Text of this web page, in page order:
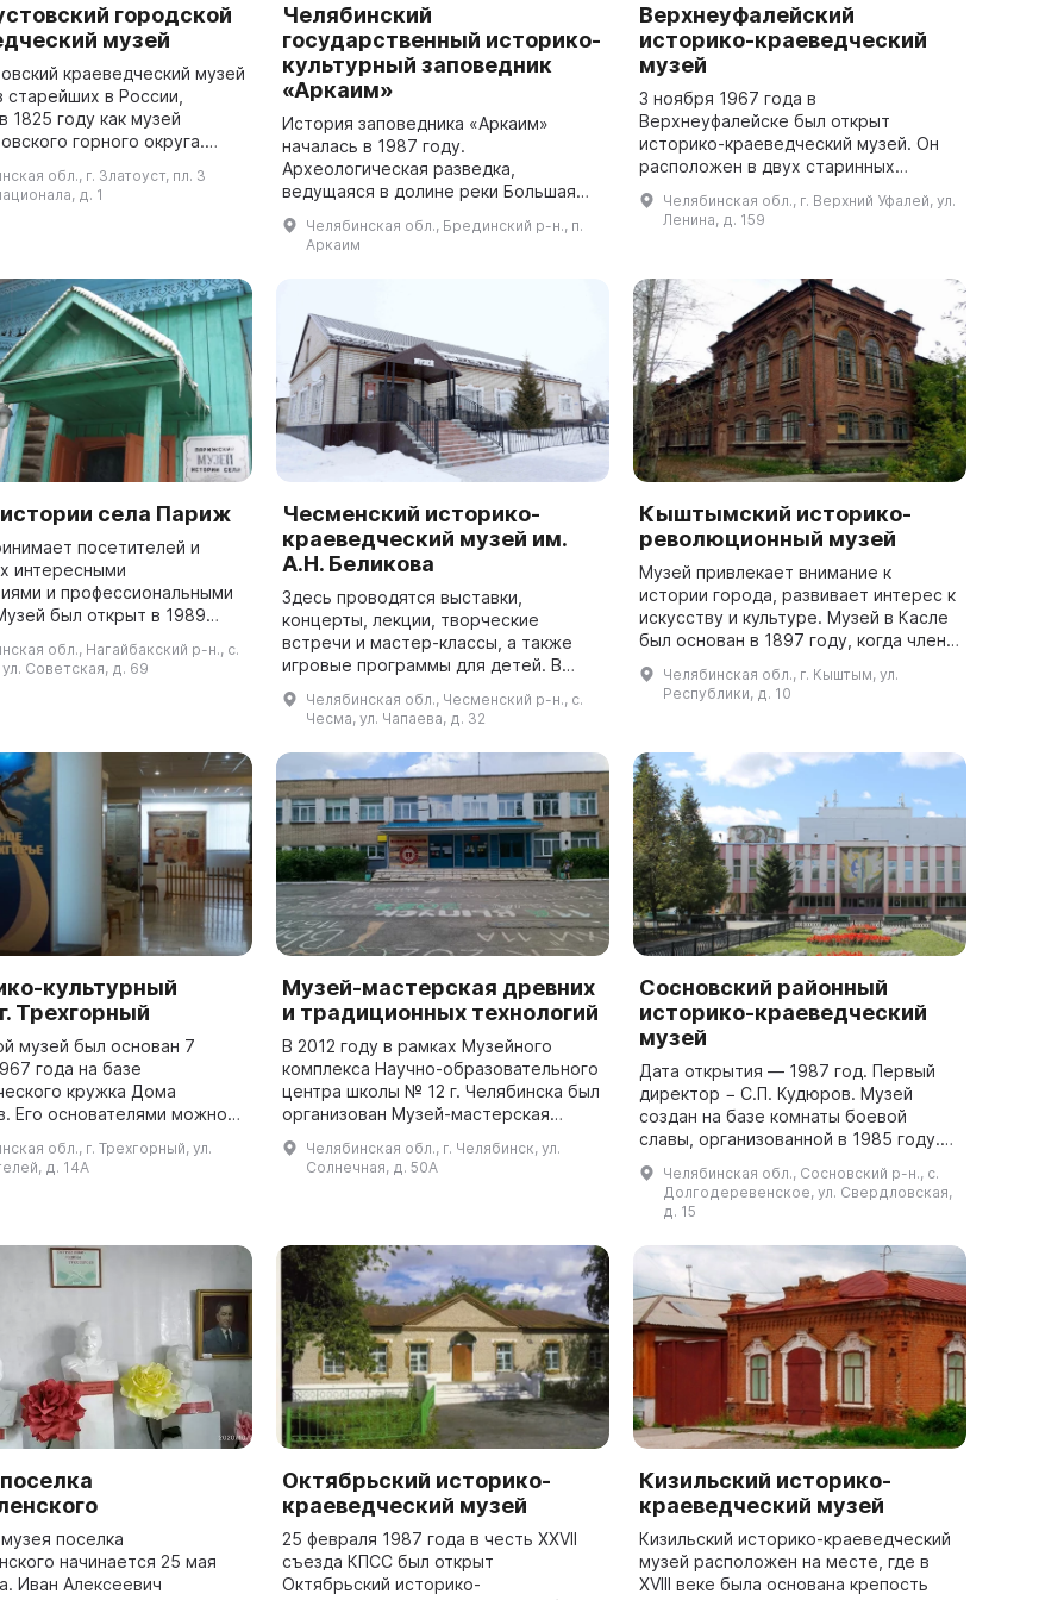
городской
музей
краеведческий музей
старейших в России,
1825 году как музей
горного округа.
музея были
минералов и горных пород
обл., г. Златоуст, пл. 3
д. 1
Челябинский
государственный историко-
культурный заповедник
«Аркаим»
История заповедника «Аркаим»
началась в 1987 году.
Археологическая разведка,
ведущаяся в долине реки Большая
Караганка, обнаружила поселение
бронзового века, и предложила
прекратить строительство плот...
Челябинская обл., Брединский р-н., п.
Аркаим
Верхнеуфалейский
историко-краеведческий
музей
3 ноября 1967 года в
Верхнеуфалейске был открыт
историко-краеведческий музей. Он
расположен в двух старинных
купеческих особняках, построенных
в 1894 и 1924 годах. Музей создала
группа людей, которые ...
Челябинская обл., г. Верхний Уфалей, ул.
Ленина, д. 159
села Париж
посетителей и
интересными
и профессиональными
казачьем доме,
Андрею
Тинибаеву. Он бы...
обл., Нагайбакский р-н., с.
Советская, д. 69
Чесменский историко-
краеведческий музей им.
А.Н. Беликова
Здесь проводятся выставки,
концерты, лекции, творческие
встречи и мастер-классы, а также
игровые программы для детей. В
2002 году был открыт музей в честь
заслуженного гражданина Беликова
Андрея Ни...
Челябинская обл., Чесменский р-н., с.
Чесма, ул. Чапаева, д. 32
Кыштымский историко-
революционный музей
Музей привлекает внимание к
истории города, развивает интерес к
искусству и культуре. Музей в Касле
был основан в 1897 году, когда члены
Международного геологического
конгресса посетили заводской м...
Челябинская обл., г. Кыштым, ул.
Республики, д. 10
культурный
Трехгорный
музей был основан 7
года на базе
кружка Дома
Его основателями можно
людей, среди
А. Ананьин, Г. Н. Денисов,
Ф. ...
обл., г. Трехгорный, ул.
д. 14А
Музей-мастерская древних
и традиционных технологий
В 2012 году в рамках Музейного
комплекса Научно-образовательного
центра школы № 12 г. Челябинска был
организован Музей-мастерская
древних и традиционных технологий.
Он представляет собой
интерактивный...
Челябинская обл., г. Челябинск, ул.
Солнечная, д. 50А
Сосновский районный
историко-краеведческий
музей
Дата открытия — 1987 год. Первый
директор − С.П. Кудюров. Музей
создан на базе комнаты боевой
славы, организованной в 1985 году.
Объем экспозиционных площадей —
284 кв. м. Сосновский районный
музей ра...
Челябинская обл., Сосновский р-н., с.
Долгодеревенское, ул. Свердловская,
д. 15
поселка
начинается 25 мая
Иван Алексеевич
Октябрьский историко-
краеведческий музей
25 февраля 1987 года в честь ХХVII
съезда КПСС был открыт
Октябрьский историко-
Кизильский историко-
краеведческий музей
Кизильский историко-краеведческий
музей расположен на месте, где в
XVIII веке была основана крепость